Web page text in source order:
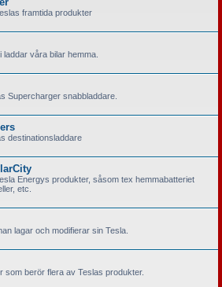
framtida produkter
våra bilar hemma.
Supercharger snabbladdare.
destinationsladdare
Energys produkter, såsom tex hemmabatteriet
etc.
lagar och modifierar sin Tesla.
som berör flera av Teslas produkter.